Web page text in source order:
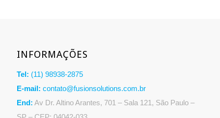
INFORMAÇÕES
Tel: (11) 98938-2875
E-mail: contato@fusionsolutions.com.br
End: Av Dr. Altino Arantes, 701 – Sala 121, São Paulo –